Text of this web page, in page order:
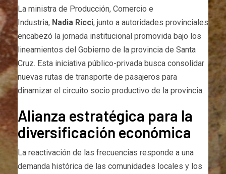
La ministra de Producción, Comercio e
Industria, Nadia Ricci, junto a autoridades provinciales
encabezó la jornada institucional promovida bajo los
lineamientos del Gobierno de la provincia de Santa
Cruz. Esta iniciativa público-privada busca consolidar
nuevas rutas de transporte de pasajeros para
dinamizar el circuito socio productivo de la provincia.
Alianza estratégica para la
diversificación económica
La reactivación de las frecuencias responde a una
demanda histórica de las comunidades locales y los